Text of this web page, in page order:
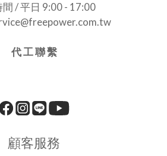
/ 平日 9:00 - 17:00
代 工 聯 繫
顧客服務